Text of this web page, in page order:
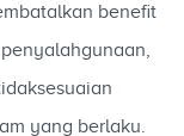
benefit
yang berlaku.